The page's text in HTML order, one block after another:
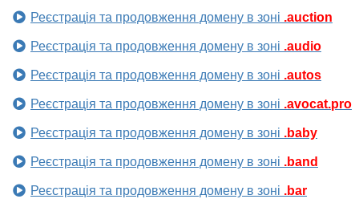
Реєстрація та продовження домену в зоні .auction
Реєстрація та продовження домену в зоні .audio
Реєстрація та продовження домену в зоні .autos
Реєстрація та продовження домену в зоні .avocat.pro
Реєстрація та продовження домену в зоні .baby
Реєстрація та продовження домену в зоні .band
Реєстрація та продовження домену в зоні .bar